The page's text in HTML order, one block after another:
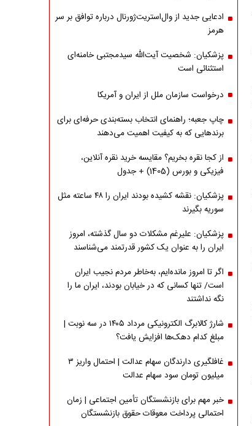
ادعایی جدید از وال‌استریت‌ژورنال درباره توافق بر سر
هرمز
پزشکیان: شخصیت آیت‌الله سیدمجتبی خامنه‌ای
استثنائی است
درخواست سازمان ملل از ایران و آمریکا
چاپ جعبه؛ راهنمای انتخاب بسته‌بندی حرفه‌ای برای
برندهایی که به کیفیت اهمیت می‌دهند
از کجا نقره بخریم؟ مقایسه خرید نقره آنلاین،
فیزیکی و بورس (1405) + جدول
پزشکیان: نقشه کشیده بودند ایران را ۴۸ ساعته مثل
سوریه بگیرند
پزشکیان: علیرغم مشکلات دو سال گذشته، امروز
ایران را به عنوان یک کشور قدرتمند می‌شناسند
اگر تا امروز مانده‌ایم، به‌خاطر مردم نجیب ایران
است/ تنها کسانی که در خیابان بودند، ایران ما را
نگه نداشتند
شارژ کالابرگ الکترونیکی مرداد ۱۴۰۵ در سه نوبت |
مبلغ کدام دهک‌ها افزایش یافت؟
غافلگیری دارندگان سهام عدالت | احتمال واریز ۳
میلیون تومان سود سهام عدالت
خبر مهم برای بازنشستگان تأمین اجتماعی | زمان
احتمالی پرداخت معوقات حقوق بازنشستگان